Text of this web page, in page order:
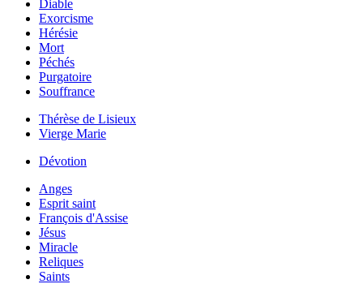
Diable
Exorcisme
Hérésie
Mort
Péchés
Purgatoire
Souffrance
Thérèse de Lisieux
Vierge Marie
Dévotion
Anges
Esprit saint
François d'Assise
Jésus
Miracle
Reliques
Saints